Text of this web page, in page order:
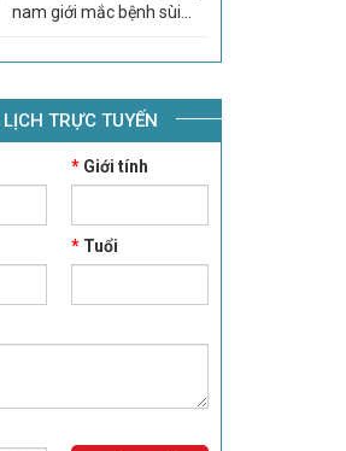
nam giới mắc bệnh sùi...
TRỰC TUYẾN
*Giới tính
*Tuổi